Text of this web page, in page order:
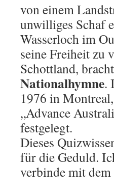
von einem
unwilliges Schaf
Wasserloch im
seine Freiheit zu
Schottland,
Nationalhymne.
1976 in
„Advance
festgelegt.
Dieses
für die Geduld.
verbinde mit